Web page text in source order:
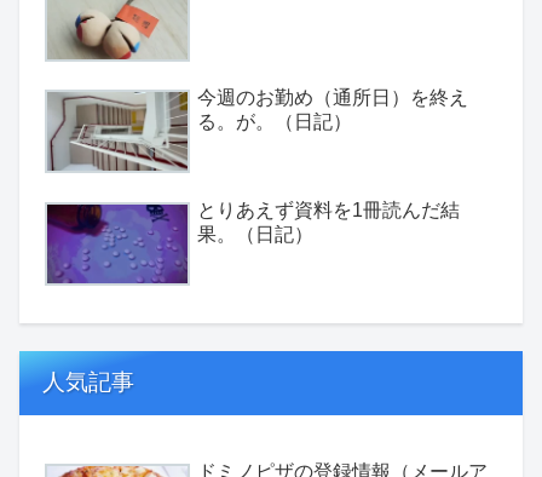
今週のお勤め（通所日）を終え
る。が。（日記）
とりあえず資料を1冊読んだ結
果。（日記）
人気記事
ドミノピザの登録情報（メールア